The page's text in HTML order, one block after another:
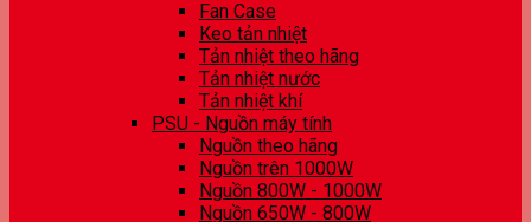
Fan Case
Keo tản nhiệt
Tản nhiệt theo hãng
Tản nhiệt nước
Tản nhiệt khí
PSU - Nguồn máy tính
Nguồn theo hãng
Nguồn trên 1000W
Nguồn 800W - 1000W
Nguồn 650W - 800W